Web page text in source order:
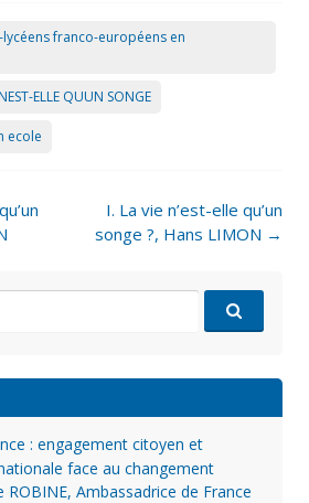
franco-européens en
ELLE QUUN SONGE
ecole
I. La vie n’est-elle qu’un
songe ?, Hans LIMON →
: engagement citoyen et
face au changement
Ambassadrice de France